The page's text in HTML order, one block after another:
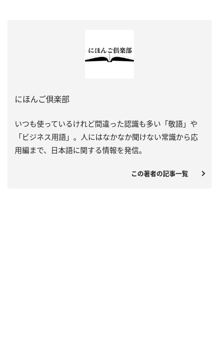
にほんご倶楽部
いつも使っているけれど間違った認識も多い「敬語」や
「ビジネス用語」。人にはなかなか聞けない常識から応
用編まで、日本語に関する情報を発信。
この著者の記事一覧